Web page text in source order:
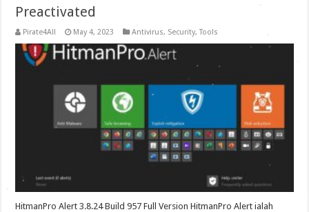
Preactivated
Pirate4All May 4, 2023 Antivirus, Security,Tools
HitmanPro Alert 3.8.24 Build 957 Full Version HitmanPro Alert ialah